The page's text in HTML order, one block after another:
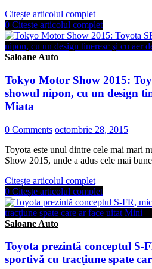
Citește articolul complet
0 Citește articolul complet
Saloane Auto
Tokyo Motor Show 2015:
showul nipon, cu un design
Miata
0 Comments octombrie 28, 2015
Toyota este unul dintre cele mai mari
Show 2015, unde a adus cele mai bune
Citește articolul complet
0 Citește articolul complet
Saloane Auto
Toyota prezintă conceptul S-
sportivă cu tracţiune spate